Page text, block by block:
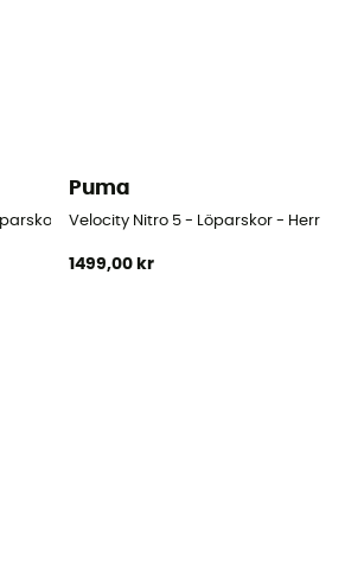
- Herr
Puma
Velocity Nitro 5 - Löparskor - Herr
1499,00 kr